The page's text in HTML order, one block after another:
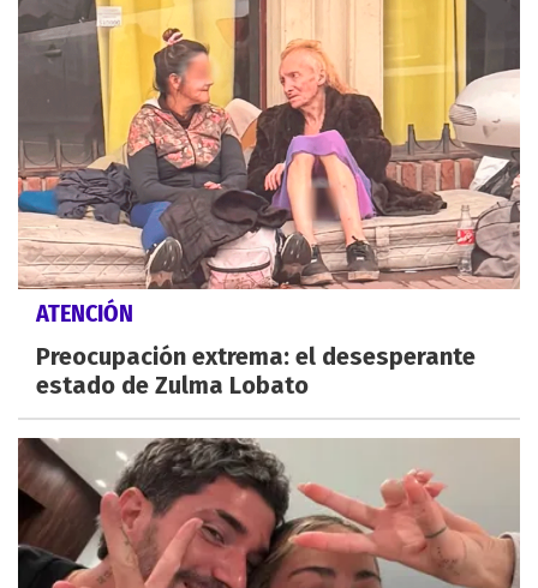
ATENCIÓN
Preocupación extrema: el desesperante
estado de Zulma Lobato